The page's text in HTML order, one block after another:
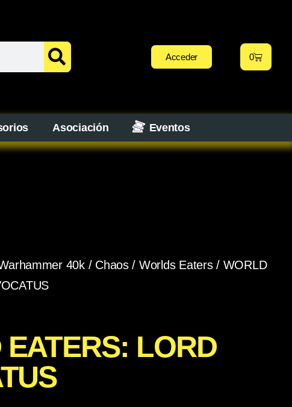
Acceder 0
Asociación Eventos
40k/ Chaos/ Worlds Eaters/ WORLD
LORD